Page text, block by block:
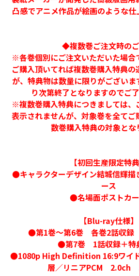
凸感でアニメ作品が絵画のような仕
◆複数巻ご注文時の
※各巻個別にご注文いただいた場合
ご購入頂いてれば複数巻購入特典
が、特典物は数量に限りがござい
り次第終了となりますのでご
※複数巻購入特典につきましては、
表示されませんが、対象巻を全てご
数巻購入特典の対象とな
【初回生産限定特典
●キャラクターデザイン結城信輝描
ース
●名場面ポストカ
【Blu-ray仕様】
●第1巻～第6巻 各巻2話収録（
●第7巻 1話収録＋特
●1080p High Definition 16:9ワイ
層／リニアPCM 2.0ch